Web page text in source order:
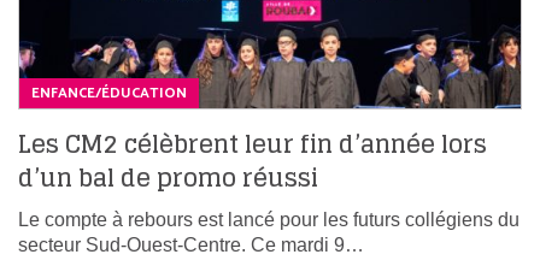
ENFANCE/ÉDUCATION
Les CM2 célèbrent leur fin d’année lors
d’un bal de promo réussi
Le compte à rebours est lancé pour les futurs collégiens du
secteur Sud-Ouest-Centre. Ce mardi 9…